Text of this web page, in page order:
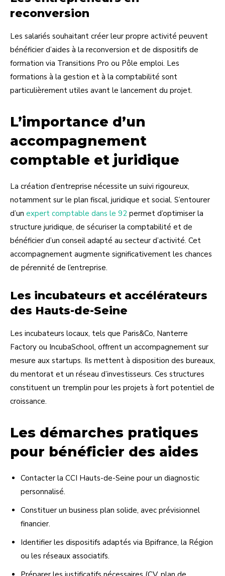
reconversion
Les salariés souhaitant créer leur propre activité peuvent
bénéficier d’aides à la reconversion et de dispositifs de
formation via Transitions Pro ou Pôle emploi. Les
formations à la gestion et à la comptabilité sont
particulièrement utiles avant le lancement du projet.
L’importance d’un
accompagnement
comptable et juridique
La création d’entreprise nécessite un suivi rigoureux,
notamment sur le plan fiscal, juridique et social. S’entourer
d’un expert comptable dans le 92 permet d’optimiser la
structure juridique, de sécuriser la comptabilité et de
bénéficier d’un conseil adapté au secteur d’activité. Cet
accompagnement augmente significativement les chances
de pérennité de l’entreprise.
Les incubateurs et accélérateurs
des Hauts-de-Seine
Les incubateurs locaux, tels que Paris&Co, Nanterre
Factory ou IncubaSchool, offrent un accompagnement sur
mesure aux startups. Ils mettent à disposition des bureaux,
du mentorat et un réseau d’investisseurs. Ces structures
constituent un tremplin pour les projets à fort potentiel de
croissance.
Les démarches pratiques
pour bénéficier des aides
Contacter la CCI Hauts-de-Seine pour un diagnostic
personnalisé.
Constituer un business plan solide, avec prévisionnel
financier.
Identifier les dispositifs adaptés via Bpifrance, la Région
ou les réseaux associatifs.